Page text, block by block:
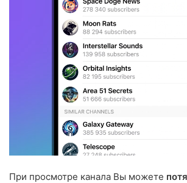
При просмотре канала Вы можете